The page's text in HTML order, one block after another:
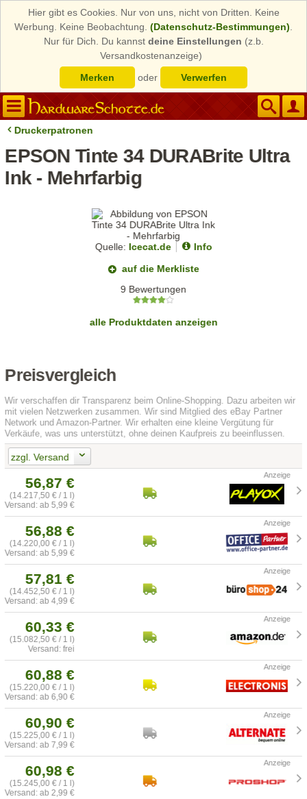
Hier gibt es Cookies. Nur von uns, nicht von Dritten. Keine
Werbung. Keine Beobachtung. (Datenschutz-Bestimmungen)
Nur für Dich. Du kannst deine Einstellungen (z.b.
Versandkostenanzeige)
Merken
oder Verwerfen
Druckerpatronen
EPSON Tinte 34 DURABrite Ultra
Ink - Mehrfarbig
Quelle: Icecat.de
Info
auf die Merkliste
9 Bewertungen
alle Produktdaten anzeigen
Preisvergleich
Wir verschaffen dir Transparenz beim Online-Shopping. Dazu arbeiten wir
mit vielen Netzwerken zusammen. Wir sind Mitglied des eBay Partner
Network und Amazon-Partner. Wir erhalten eine kleine Vergütung für
Verkäufe, was uns unterstützt, ohne deinen Kaufpreis zu beeinflussen.
zzgl. Versand
56,87 €
(14.217,50 € / 1 l)
Versand: ab 5,99 €
56,88 €
(14.220,00 € / 1 l)
Versand: ab 5,99 €
57,81 €
(14.452,50 € / 1 l)
Versand: ab 4,99 €
60,33 €
(15.082,50 € / 1 l)
Versand: frei
60,88 €
(15.220,00 € / 1 l)
Versand: ab 6,90 €
60,90 €
(15.225,00 € / 1 l)
Versand: ab 7,99 €
60,98 €
(15.245,00 € / 1 l)
Versand: ab 2,99 €